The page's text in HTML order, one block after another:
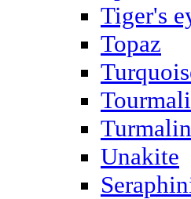
Tiger's
Topaz
Unakite